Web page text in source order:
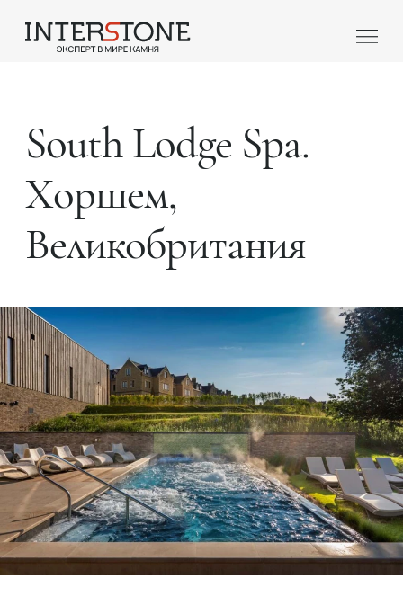
South Lodge Spa.
Хоршем,
Великобритания
Ваша сфера деятельности
Дизайнер